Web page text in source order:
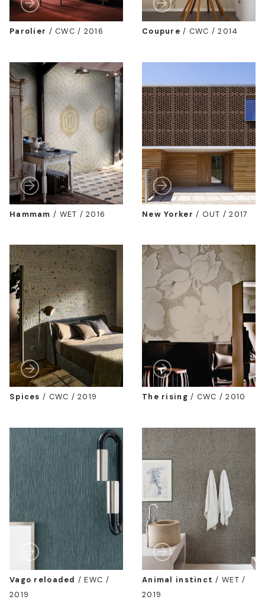
Parolier /CWC / 2016 Coupure / CWC / 2014
Hammam / WET / 2016 New Yorker / OUT / 2017
Spices / CWC / 2019 The rising / CWC / 2010
Vago reloaded /EWC /
2019
Animal instinct /WET /
2019